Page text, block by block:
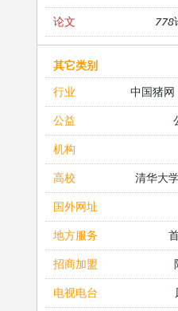
论文 778
其它类别
行业
中国猪网
公益
机构
高校 清华大
国外网址
地方服务
招商加盟
电视电台